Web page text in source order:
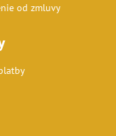
od zmluvy